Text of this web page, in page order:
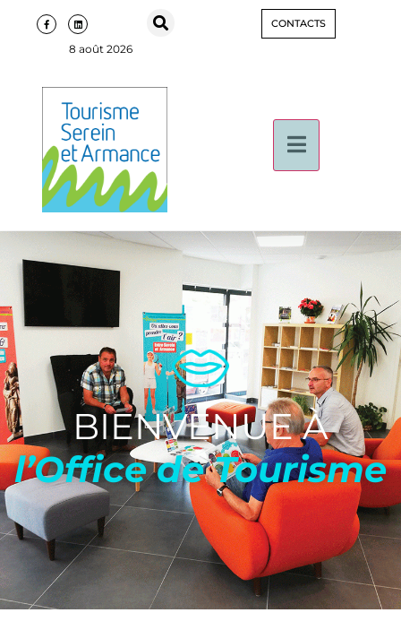
8 août 2026
CONTACTS
BIENVENUE À
l’Office de Tourisme